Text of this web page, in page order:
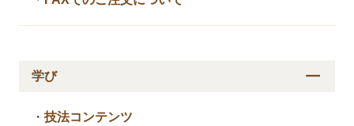
学び
・技法コンテンツ